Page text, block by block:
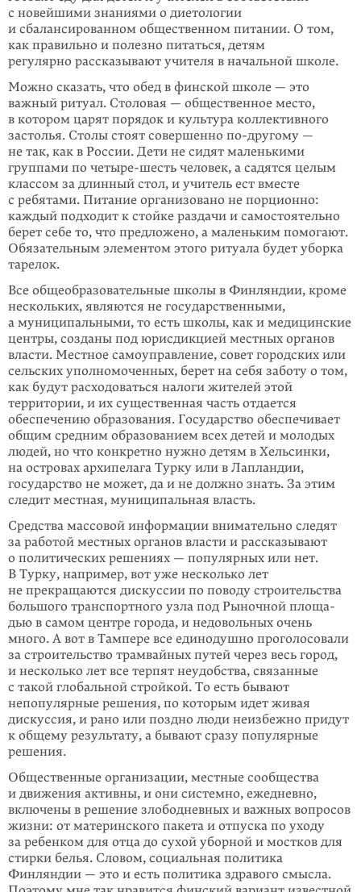
с новейшими знаниями о диетологии
и сбалансированном общественном питании. О том,
как пра­вильно и полезно питаться, детям
регулярно рассказывают учителя в началь­ной школе.
Можно сказать, что обед в финской школе — это
важный ритуал. Столовая — общественное место,
в котором царят порядок и культура коллективного
застолья. Столы стоят совершенно по-другому —
не так, как в России. Дети не сидят маленькими
группами по четыре-шесть человек, а садятся целым
классом за длинный стол, и учитель ест вместе
с ребятами. Питание органи­зовано не порционно:
каждый подходит к стойке раздачи и самостоятельно
берет себе то, что предложено, а маленьким помогают.
Обязательным эле­ментом этого ритуала будет уборка
тарелок.
Все общеобразовательные школы в Финляндии, кроме
нескольких, являются не государственными,
а муниципальными, то есть школы, как и медицинские
центры, созданы под юрисдикцией местных органов
власти. Местное само­управ­ление, совет городских или
сельских уполномоченных, берет на себя заботу о том,
как будут расходоваться налоги жителей этой
территории, и их существенная часть отдается
обеспечению образования. Государство обеспечивает
общим средним образованием всех детей и молодых
людей, но что конкретно нужно детям в Хельсинки,
на островах архипелага Турку или в Лапландии,
государство не может, да и не должно знать. За этим
следит местная, муниципальная власть.
Средства массовой информации внимательно следят
за работой местных орга­нов власти и рассказывают
о политических решениях — популярных или нет.
В Турку, например, вот уже несколько лет
не прекращаются дискуссии по по­воду строительства
большого транспортного узла под Рыночной площа­
дью в самом центре города, и недовольных очень
много. А вот в Тампере все едино­душно проголосовали
за строительство трамвайных путей через весь город,
и несколько лет все терпят неудобства, связанные
с такой глобальной строй­кой. То есть бывают
непопулярные решения, по которым идет живая
дискус­сия, и рано или поздно люди неизбежно придут
к общему результату, а бывают сразу популярные
решения.
Общественные организации, местные сообщества
и движения активны, и они системно, ежедневно,
включены в решение злободневных и важных вопросов
жизни: от материнского пакета и отпуска по уходу
за ребенком для отца до сухой уборной и мостков для
стирки белья. Словом, социальная политика
Финляндии — это и есть политика здравого смысла.